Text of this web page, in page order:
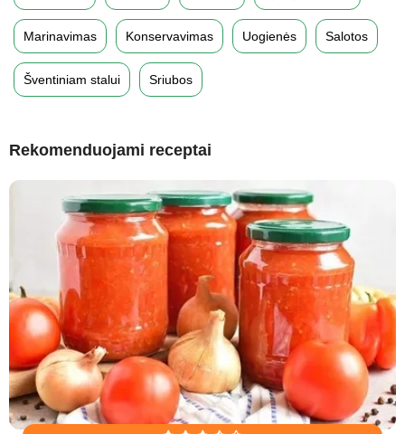
Marinavimas Konservavimas Uogienės Salotos
Šventiniam stalui Sriubos
Rekomenduojami receptai